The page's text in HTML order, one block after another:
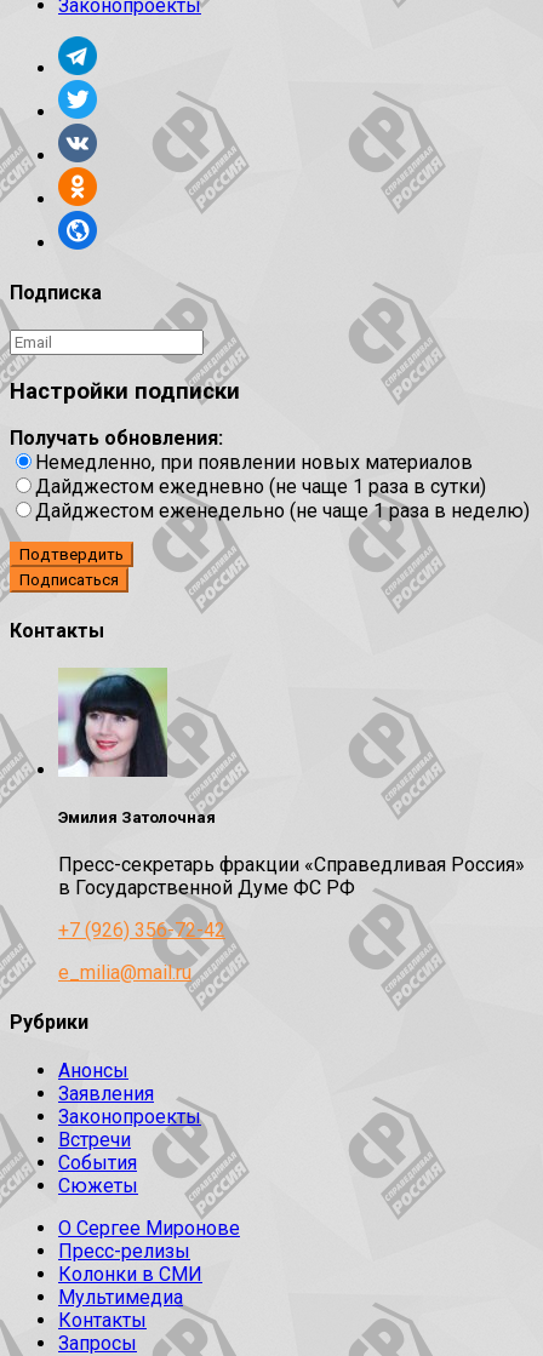
Законопроекты
Подписка
Настройки подписки
Получать обновления:
Немедленно, при появлении новых материалов
Дайджестом ежедневно (не чаще 1 раза в сутки)
Дайджестом еженедельно (не чаще 1 раза в неделю)
Подтвердить
Контакты
Эмилия Затолочная
Пресс-секретарь фракции «Справедливая Россия»
в Государственной Думе ФС РФ
+7 (926) 356-72-42
e_milia@mail.ru
Рубрики
Анонсы
Заявления
Законопроекты
Встречи
События
Сюжеты
О Сергее Миронове
Пресс-релизы
Колонки в СМИ
Мультимедиа
Контакты
Запросы